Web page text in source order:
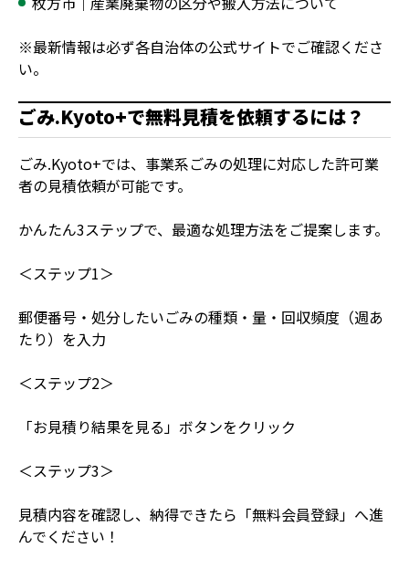
※最新情報は必ず各自治体の公式サイトでご確認くださ
い。
ごみ.Kyoto+で無料見積を依頼するには？
ごみ.Kyoto+では、事業系ごみの処理に対応した許可業
者の見積依頼が可能です。
かんたん3ステップで、最適な処理方法をご提案します。
＜ステップ1＞
郵便番号・処分したいごみの種類・量・回収頻度（週あ
たり）を入力
＜ステップ2＞
「お見積り結果を見る」ボタンをクリック
＜ステップ3＞
見積内容を確認し、納得できたら「無料会員登録」へ進
んでください！